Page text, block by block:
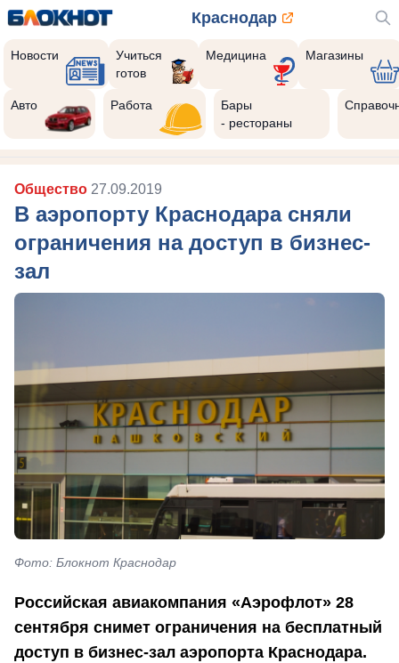
Краснодар
Новости
Учиться
готов
Медицина Магазины
Авто Работа
Бары
- рестораны
Общество 27.09.2019
В аэропорту Краснодара сняли
ограничения на доступ в бизнес-
зал
Фото: Блокнот Краснодар
Российская авиакомпания «Аэрофлот» 28
сентября снимет ограничения на бесплатный
доступ в бизнес-зал аэропорта Краснодара.